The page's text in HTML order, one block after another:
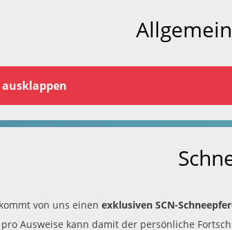
von uns einenexklusiven SCN-
Ausweise kann damit der persönliche